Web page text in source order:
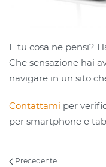
E tu cosa ne pensi?
Che sensazione hai
navigare in un sito
Contattami per
per smartphone e
Precedente